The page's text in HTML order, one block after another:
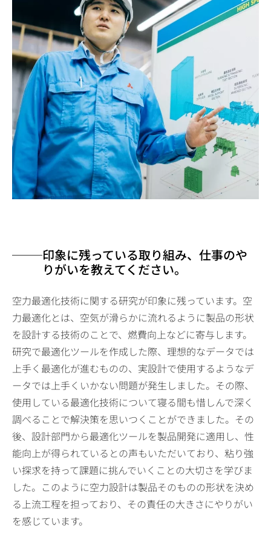
印象に残っている取り組み、仕事のや
りがいを教えてください。
空力最適化技術に関する研究が印象に残っています。空
力最適化とは、空気が滑らかに流れるように製品の形状
を設計する技術のことで、燃費向上などに寄与します。
研究で最適化ツールを作成した際、理想的なデータでは
上手く最適化が進むものの、実設計で使用するようなデ
ータでは上手くいかない問題が発生しました。その際、
使用している最適化技術について寝る間も惜しんで深く
調べることで解決策を思いつくことができました。その
後、設計部門から最適化ツールを製品開発に適用し、性
能向上が得られているとの声もいただいており、粘り強
い探求を持って課題に挑んでいくことの大切さを学びま
した。このように空力設計は製品そのものの形状を決め
る上流工程を担っており、その責任の大きさにやりがい
を感じています。